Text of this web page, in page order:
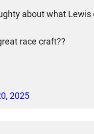
about what Lewis
race craft??
2025